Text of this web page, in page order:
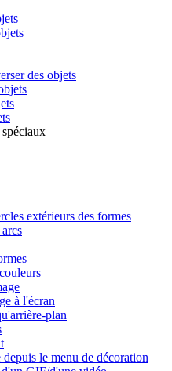
des objets
extérieurs des formes
à l'écran
plan
depuis le menu de décoration